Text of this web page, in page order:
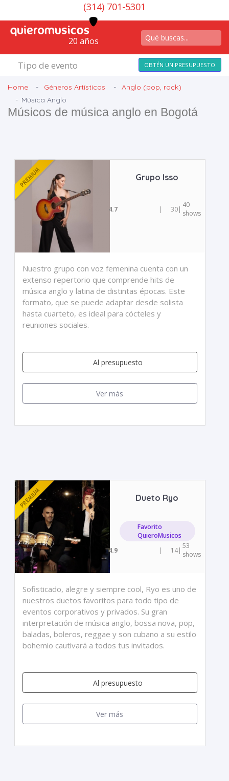
(314) 701-5301
20 años
Tipo de evento OBTÉN UN PRESUPUESTO
Home Géneros Artísticos
Anglo (pop, rock)
Música Anglo
Músicos de música anglo en Bogotá
Grupo Isso
4.7 | 30| 40
shows
Nuestro grupo con voz femenina cuenta con un
extenso repertorio que comprende hits de
música anglo y latina de distintas épocas. Este
formato, que se puede adaptar desde solista
hasta cuarteto, es ideal para cócteles y
reuniones sociales.
Al presupuesto
Ver más
Dueto Ryo
Favorito
QuieroMusicos
4.9
| 14| 53
shows
Sofisticado, alegre y siempre cool, Ryo es uno de
nuestros duetos favoritos para todo tipo de
eventos corporativos y privados. Su gran
interpretación de música anglo, bossa nova, pop,
baladas, boleros, reggae y son cubano a su estilo
bohemio cautivará a todos tus invitados.
Al presupuesto
Ver más